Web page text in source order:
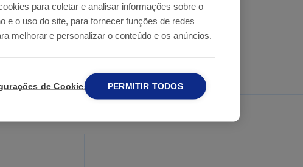
para coletar e analisar informações sobre o
e o uso do site, para fornecer funções de redes
melhorar e personalizar o conteúdo e os anúncios.
de Cookies PERMITIR TODOS